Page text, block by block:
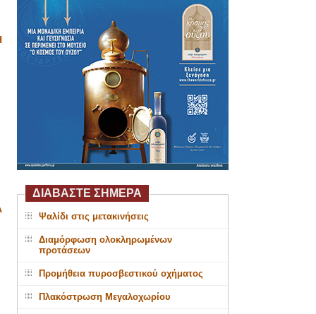
ΔΙΑΒΑΣΤΕ ΣΗΜΕΡΑ
Ψαλίδι στις μετακινήσεις
Διαμόρφωση ολοκληρωμένων
προτάσεων
Προμήθεια πυροσβεστικού οχήματος
Πλακόστρωση Μεγαλοχωρίου